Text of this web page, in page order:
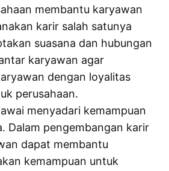
membantu karyawan
karir salah satunya
suasana dan hubungan
karyawan agar
dengan loyalitas
perusahaan.
menyadari kemampuan
Dalam pengembangan karir
dapat membantu
kemampuan untuk